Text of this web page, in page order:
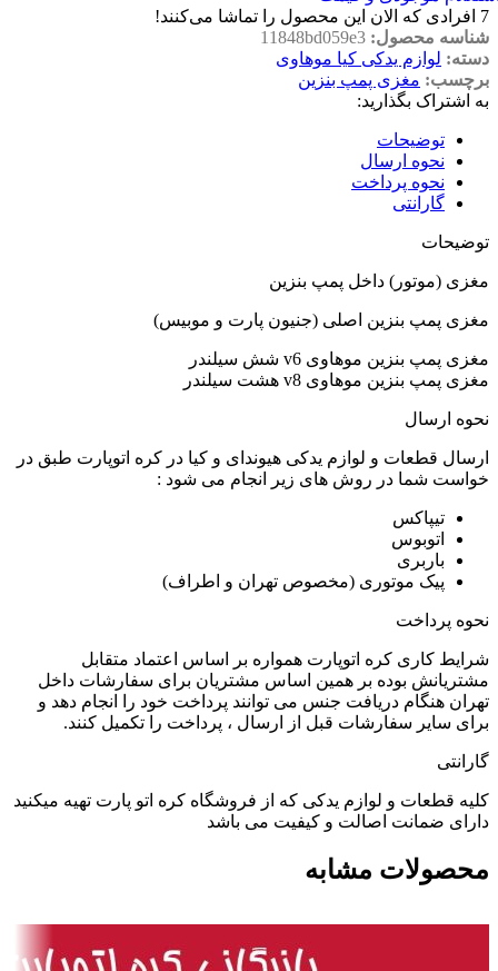
7 افرادی که الان این محصول را تماشا می‌کنند!
شناسه محصول: 11848bd059e3
دسته: لوازم یدکی کیا موهاوی
برچسب: مغزی پمپ بنزین
به اشتراک بگذارید:
توضیحات
نحوه ارسال
نحوه پرداخت
گارانتی
توضیحات
مغزی (موتور) داخل پمپ بنزین
مغزی پمپ بنزین اصلی (جنیون پارت و موبیس)
مغزی پمپ بنزین موهاوی v6 شش سیلندر
مغزی پمپ بنزین موهاوی v8 هشت سیلندر
نحوه ارسال
ارسال قطعات و لوازم یدکی هیوندای و کیا در کره اتوپارت طبق در
خواست شما در روش های زیر انجام می شود :
تیپاکس
اتوبوس
باربری
پیک موتوری (مخصوص تهران و اطراف)
نحوه پرداخت
شرایط کاری کره اتوپارت همواره بر اساس اعتماد متقابل
مشتریانش بوده بر همین اساس مشتریان برای سفارشات داخل
تهران هنگام دریافت جنس می توانند پرداخت خود را انجام دهد و
برای سایر سفارشات قبل از ارسال ، پرداخت را تکمیل کنند.
گارانتی
کلیه قطعات و لوازم یدکی که از فروشگاه کره اتو پارت تهیه میکنید
دارای ضمانت اصالت و کیفیت می باشد
محصولات مشابه